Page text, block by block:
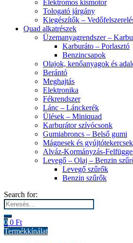
Elektromos kismotor
Tologató járgány
Kiegészítők –
Quad alkatrészek
Üzemanyagrendszer –
Karburáto – Porlasztó
Benzincsapok
Olajok, kenőanyagok és
Berántó
Meghajtás
Elektronika
Fékrendszer
Lánc – Lánckerék
Ülések – Miniquad
Karburátor szívócsonk
Gumiabroncs – Belső gumi
Mágnesek és gyújtótekercsek
Alváz-Kormányzás-
Levegő – Olaj – Benzin
Levegő szűrők
Benzin szűrők
Search for:
0 0 Ft
Termékkínálat